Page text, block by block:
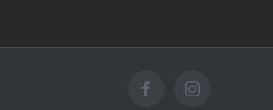
FacebookInstagram